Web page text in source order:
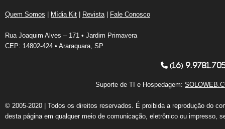
Quem Somos | Mídia Kit | Revista | Fale Conosco
Rua Joaquim Alves – 171 • Jardim Primavera
CEP: 14802-424 • Araraquara, SP
(16)
Suporte de TI e Hospedagem:
© 2005-2020 | Todos os direitos reservados. É proibida a reprodução do
desta página em qualquer meio de comunicação, eletrônico ou impresso,